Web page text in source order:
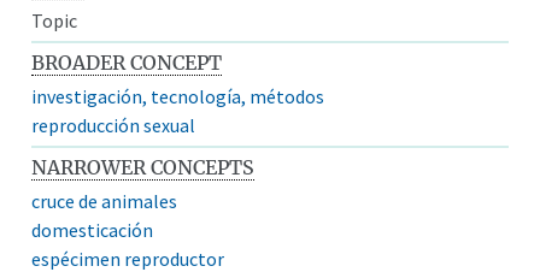
Topic
BROADER CONCEPT
investigación, tecnología, métodos
reproducción sexual
NARROWER CONCEPTS
cruce de animales
domesticación
espécimen reproductor